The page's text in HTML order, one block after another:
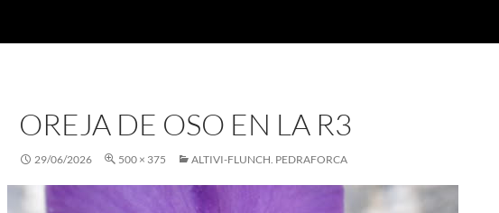
OREJA DE OSO EN LA R3
29/06/2026 500 × 375 ALTIVI-FLUNCH. PEDRAFORCA